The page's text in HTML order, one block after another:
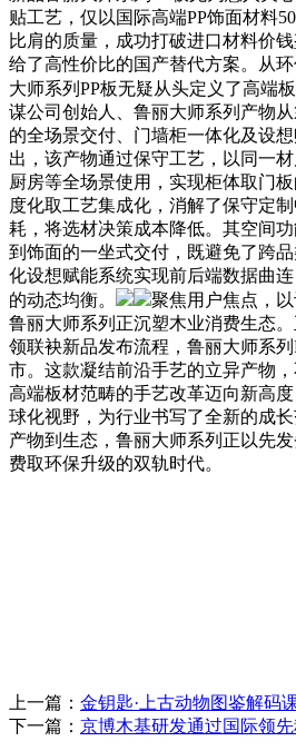
贴工艺，仅以国际高端PP饰面材料
比肩的质量，成功打破进口材料价
给了高性价比的国产替代方案。从
大师系列PP板无疑从头定义了高端板
谋公司创始人、鲁丽大师系列产物
的全场景交付、门墙柜一体化及设
出，该产物通过保守工艺，以同一
厨房等全场景使用，实现柜体取门
度化取工艺集成化，消解了保守定
耗，将选材决策成本降低。其空间
到饰面的一坐式交付，既避免了跨
化设想赋能系统实现前后端数据曲
的动态均衡。
聚焦用户焦点，
鲁丽大师系列正沉塑木业消费生态
领联袂新品发布流程，鲁丽大师系
市。这款凝结前沿手艺的立异产物
高端板材范畴的手艺改革迈向新高
球化视野，为行业书写了全新的成
产物到生态，鲁丽大师系列正以先
费取环保升级的双轨时代。
上一篇： 金钥匙·上古动物图鉴解码
下一篇： 京博木基研发通过国际领